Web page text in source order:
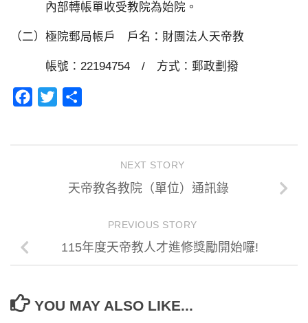
內部轉帳單收受教院為始院。
（二）極院郵局帳戶 戶名：財團法人天帝教
帳號：22194754 / 方式：郵政劃撥
Facebook
Twitter
NEXT STORY
天帝教各教院（單位）通訊錄
PREVIOUS STORY
115年度天帝教人才進修獎勵開始囉!
YOU MAY ALSO LIKE...